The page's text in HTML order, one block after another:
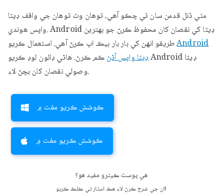
مٿي ڏنل قدمن سان ٿي چڪو آهي، توهان وٽ توهان جي واقف ڊيٽا
واپس هوندي. Android ڊيٽا کي نقصان کان محفوظ ڪرڻ جو بهترين
طريقو انهن کي بار بار بيڪ اپ ڪرڻ آهي. استعمال ڪريوAndroid
ڊيٽا واپس آڻڻڪم ڪرڻ. ھاڻي ڊائون لوڊ ڪريو Android ڊيٽا
وصولي نقصان کان بچڻ لاء.
ڪوشش ڪريو مفت ۾
ڪوشش ڪريو مفت ۾
هي پوسٽ ڪيترو مفيد هو؟
ان جي شرح ڪرڻ لاء هڪ اسٽار تي ڪلڪ ڪريو!